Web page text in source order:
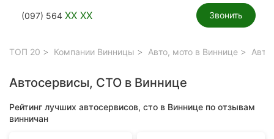
(097) 564 XX XX Звонить
ТОП 20 Компании Винницы Авто, мото в Виннице
Автосервисы, СТО в Виннице
Рейтинг лучших автосервисов, сто в Виннице по отзывам
винничан